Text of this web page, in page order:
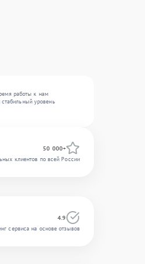
работы к нам
уровень
50 000+
клиентов по всей России
4.9
сервиса на основе отзывов